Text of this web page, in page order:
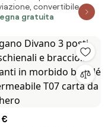
in tessuto
T14 carta da
convertibile
gratuita
€